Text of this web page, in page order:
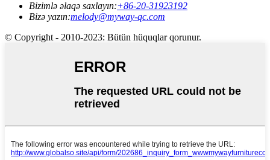
Bizimlə əlaqə saxlayın:+86-20-31923192
Bizə yazın:melody@myway-qc.com
© Copyright - 2010-2023: Bütün hüquqlar qorunur.